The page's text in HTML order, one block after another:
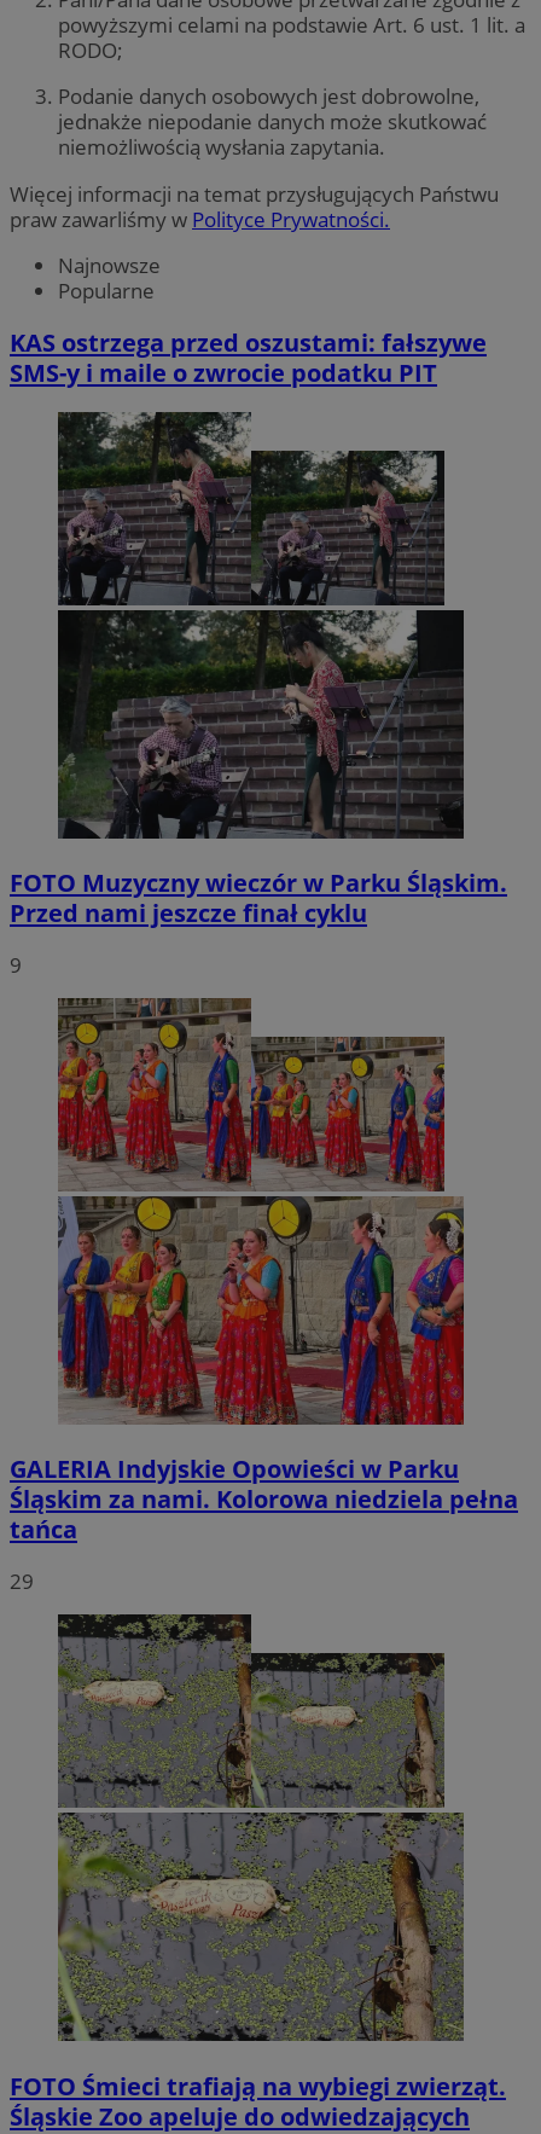
powyższymi celami na podstawie Art. 6 ust. 1 lit. a
RODO;
Podanie danych osobowych jest dobrowolne,
jednakże niepodanie danych może skutkować
niemożliwością wysłania zapytania.
Więcej informacji na temat przysługujących Państwu
praw zawarliśmy w Polityce Prywatności.
Najnowsze
Popularne
KAS ostrzega przed oszustami: fałszywe
SMS-y i maile o zwrocie podatku PIT
FOTO Muzyczny wieczór w Parku Śląskim.
Przed nami jeszcze finał cyklu
9
GALERIA Indyjskie Opowieści w Parku
Śląskim za nami. Kolorowa niedziela pełna
tańca
29
FOTO Śmieci trafiają na wybiegi zwierząt.
Śląskie Zoo apeluje do odwiedzających